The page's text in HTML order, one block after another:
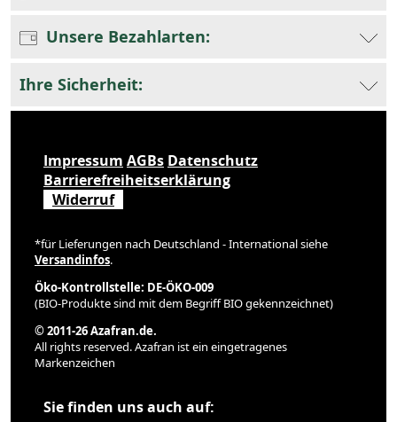
Unsere Bezahlarten:
Ihre Sicherheit:
Impressum AGBs Datenschutz
Barrierefreiheitserklärung
Widerruf
*für Lieferungen nach Deutschland - International siehe
Versandinfos.
Öko-Kontrollstelle: DE-ÖKO-009
(BIO-Produkte sind mit dem Begriff BIO gekennzeichnet)
© 2011-26 Azafran.de.
All rights reserved. Azafran ist ein eingetragenes
Markenzeichen
Sie finden uns auch auf: